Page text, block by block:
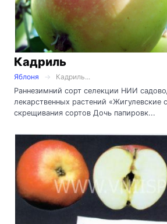
Кадриль
Яблоня
Кадриль...
Раннезимний сорт селекции НИИ
лекарственных растений «Жигулевские
скрещивания сортов Дочь папировк...